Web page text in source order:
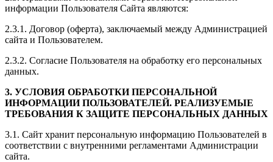
информации Пользователя Сайта являются:
2.3.1. Договор (оферта), заключаемый между Администрацией
сайта и Пользователем.
2.3.2. Согласие Пользователя на обработку его персональных
данных.
3. УСЛОВИЯ ОБРАБОТКИ ПЕРСОНАЛЬНОЙ
ИНФОРМАЦИИ ПОЛЬЗОВАТЕЛЕЙ. РЕАЛИЗУЕМЫЕ
ТРЕБОВАНИЯ К ЗАЩИТЕ ПЕРСОНАЛЬНЫХ ДАННЫХ
3.1. Сайт хранит персональную информацию Пользователей в
соответствии с внутренними регламентами Администрации
сайта.